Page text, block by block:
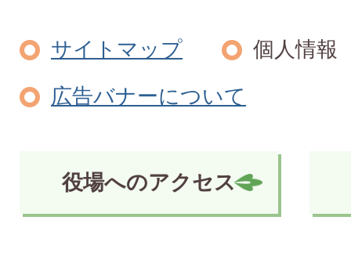
サイトマップ
個人情報
広告バナーについて
役場へのアクセス